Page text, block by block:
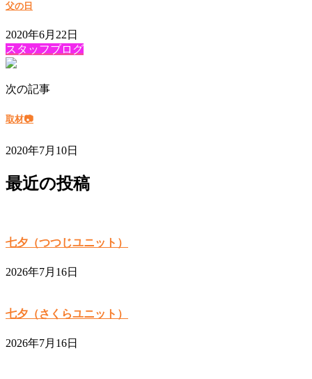
父の日
2020年6月22日
スタッフブログ
次の記事
取材📷
2020年7月10日
最近の投稿
七夕（つつじユニット）
2026年7月16日
七夕（さくらユニット）
2026年7月16日